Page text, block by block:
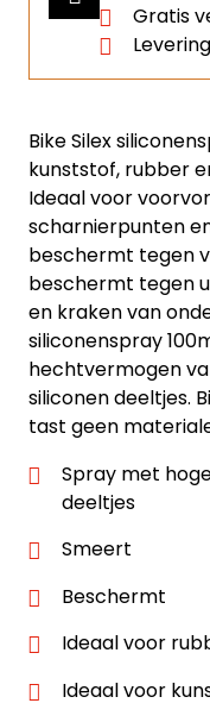
Bike Silex
kunststof, rubber
Ideaal voor
scharnierpunten
beschermt tegen
beschermt tegen
en kraken van
siliconenspray
hechtvermogen
siliconen deeltjes.
tast geen
Spray met
deeltjes
Smeert
Beschermt
Ideaal voor
Ideaal voor
Gratis